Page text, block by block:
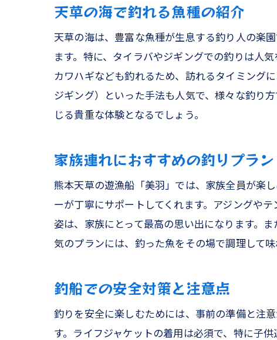
天草の海で釣れる魚種の紹介
天草の海は、豊富な魚種が生息する釣り人の楽
ます。特に、タイラバやジギングでの釣りは人
カワハギなども釣れるため、訪れるタイミング
ジギング）といった手法も人気で、様々な釣り
じる貴重な体験となるでしょう。
家族連れにおすすめの釣りプラン
熊本天草の遊漁船「美羽」では、家族全員が楽
ーが丁寧にサポートしてくれます。アジングや
姿は、家族にとって最高の思い出になります。
気のプランには、釣った魚をその場で調理して
釣船での安全対策と注意点
釣りを安全に楽しむためには、事前の準備と注
す。ライフジャケットの着用は必須で、特に子